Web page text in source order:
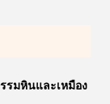
รมหินและเหมือง